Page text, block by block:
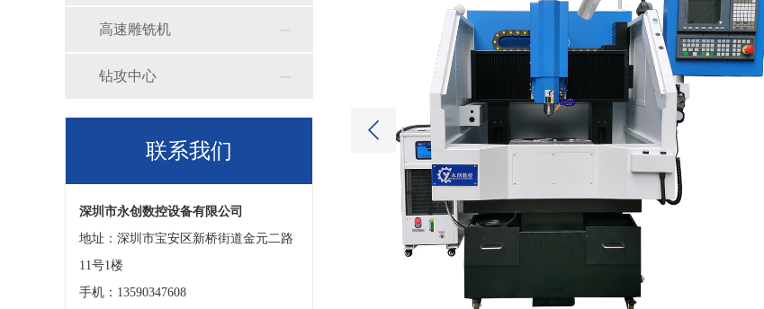
高速雕铣机
钻攻中心
联系我们
深圳市永创数控设备有限公司
地址：深圳市宝安区新桥街道金元二路
11号1楼
手机：13590347608